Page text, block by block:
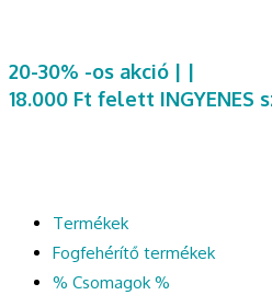
20-30% -os akció | |
18.000 Ft felett INGYENES
Termékek
Fogfehérítő termékek
% Csomagok %